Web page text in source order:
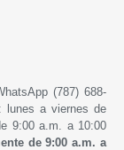
(787) 688-
lunes a viernes de
9:00 a.m. a 10:00
de 9:00 a.m. a